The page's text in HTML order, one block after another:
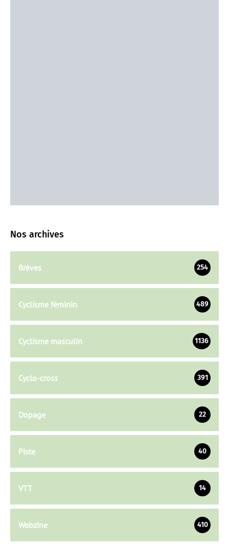
Nos archives
Brèves 254
Cyclisme féminin 489
Cyclisme masculin 1136
Cyclo-cross 391
Dopage 22
Piste 40
VTT 14
Webzine 410